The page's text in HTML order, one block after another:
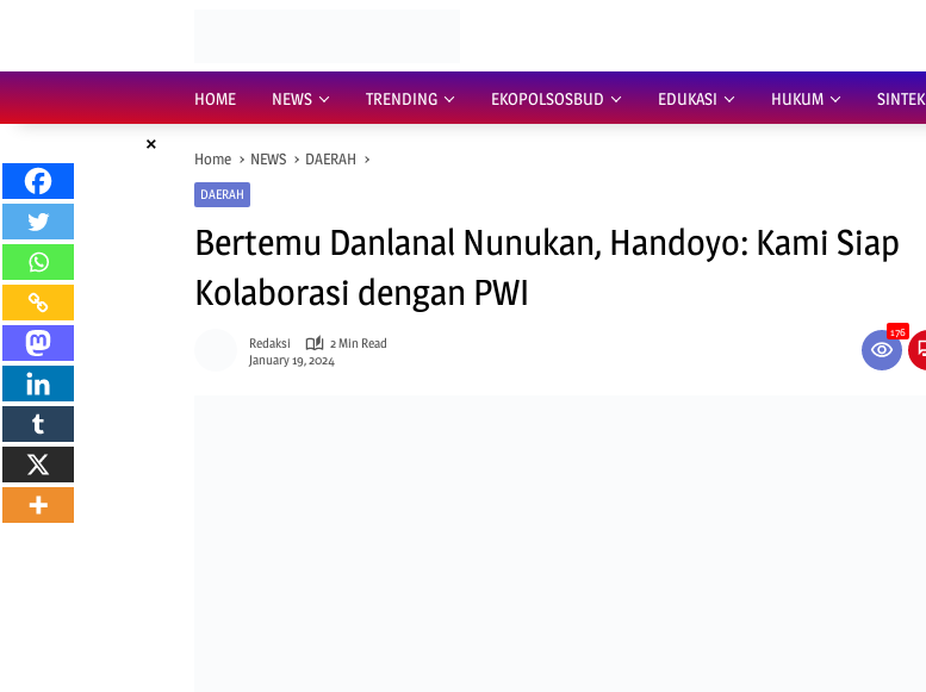
HOME
NEWS TRENDING EKOPOLSOSBUD EDUKASI HUKUM SINTEK
×
Home NEWS DAERAH
DAERAH
Bertemu Danlanal Nunukan, Handoyo: Kami Siap
Kolaborasi dengan PWI
Redaksi
2 Min Read
January 19, 2024
176